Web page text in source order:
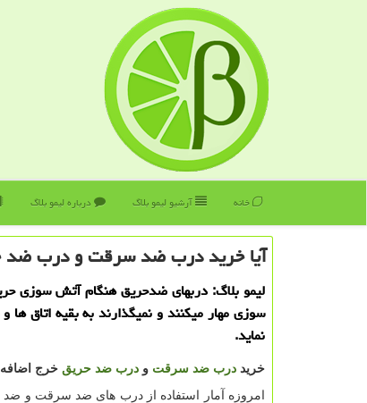
خانه آرشیو لیمو بلاگ درباره لیمو بلاگ
آیا خرید درب ضد سرقت و درب
لیمو بلاگ: دربهای ضدحریق هنگام آتش سوزی
سوزی مهار میكنند و نمیگذارند به بقیه اتاق ها
نماید.
خرید درب ضد سرقت و درب ضد حریق خرج
امروزه آمار استفاده از درب های ضد سرقت و ضد